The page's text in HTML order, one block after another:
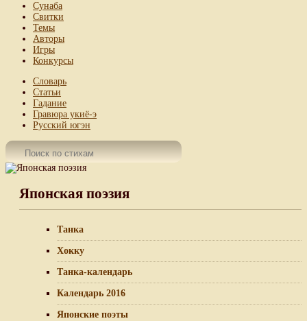
Сунаба
Свитки
Темы
Авторы
Игры
Конкурсы
Словарь
Статьи
Гадание
Гравюра укиё-э
Русский югэн
Японская поэзия
Танка
Хокку
Танка-календарь
Календарь 2016
Японские поэты